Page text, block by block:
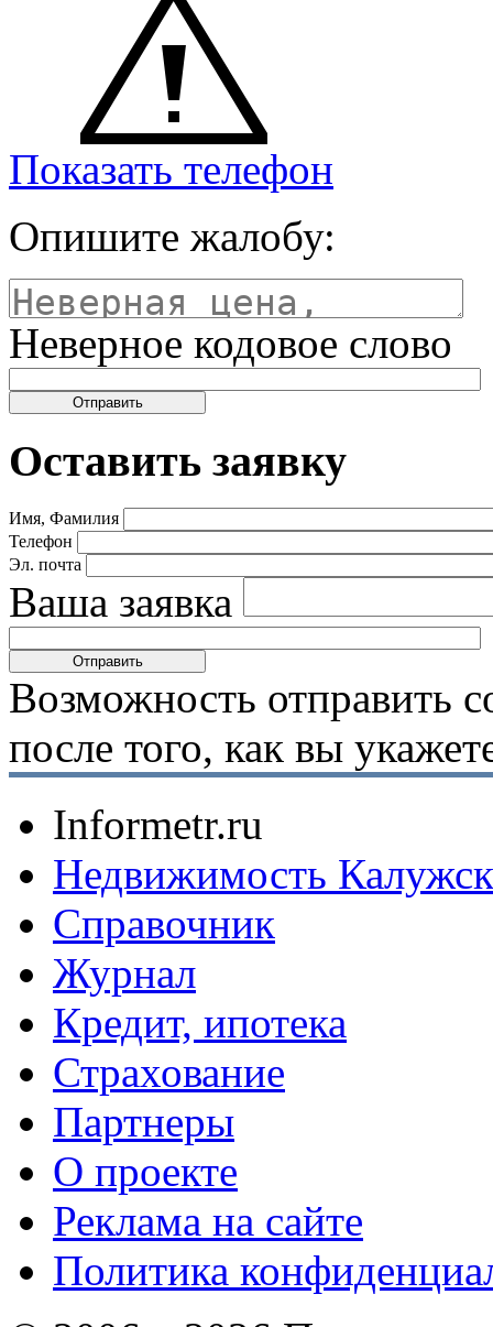
Показать телефон
Опишите жалобу:
Неверное кодовое слово
Оставить заявку
Имя, Фамилия
Телефон
Эл. почта
Ваша заявка
Возможность отправить
после того, как вы
Informetr.ru
Недвижимость
Справочник
Журнал
Кредит, ипотека
Страхование
Партнеры
O проекте
Реклама на сайте
Политика